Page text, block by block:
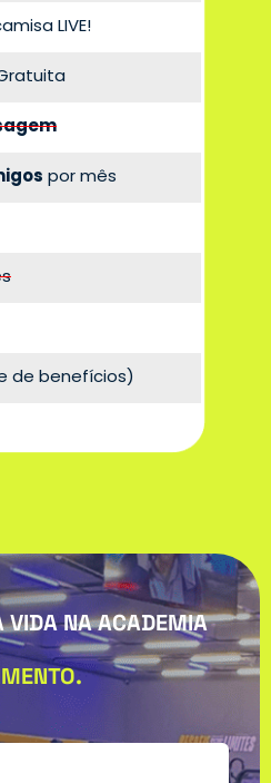
LIVE!
por mês
de benefícios)
VIDA NA ACADEMIA